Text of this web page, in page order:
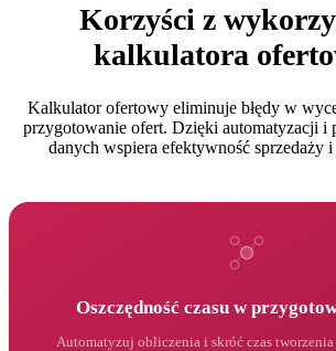
Korzyści z
kalkulatora
Kalkulator ofertowy eliminuje błędy w
przygotowanie ofert. Dzięki automatyzacji i
danych wspiera efektywność sprzedaży
Oszczędność czasu w
Automatyzuj obliczenia i skróć czas tworzenia